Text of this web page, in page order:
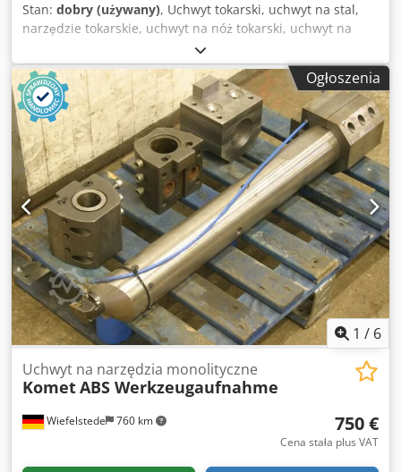
Stan: dobry (używany), Uchwyt tokarski, uchwyt na stal,
narzędzie tokarskie, uchwyt na nóż tokarski, uchwyt na
narzędzia -Liczba: 1x gniazdo -Producent: Komet -
częściowo z wewnętrznym chłodzeniem wodnym Dodpfx
Apsb A Szho Iowa -Waga: 12 kg
Ogłoszenia
1 / 6
Wiefelstede 760 km
Uchwyt na narzędzia monolityczne
KometABS Werkzeugaufnahme
750 €
Cena stała plus VAT